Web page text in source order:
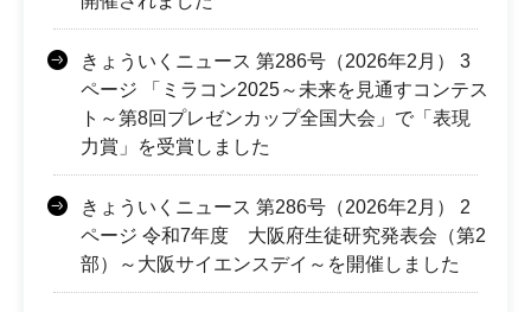
きょういくニュース 第286号（2026年2月） 3
ページ 「ミラコン2025～未来を見通すコンテス
ト～第8回プレゼンカップ全国大会」で「表現
力賞」を受賞しました
きょういくニュース 第286号（2026年2月） 2
ページ 令和7年度 大阪府生徒研究発表会（第2
部）～大阪サイエンスデイ～を開催しました